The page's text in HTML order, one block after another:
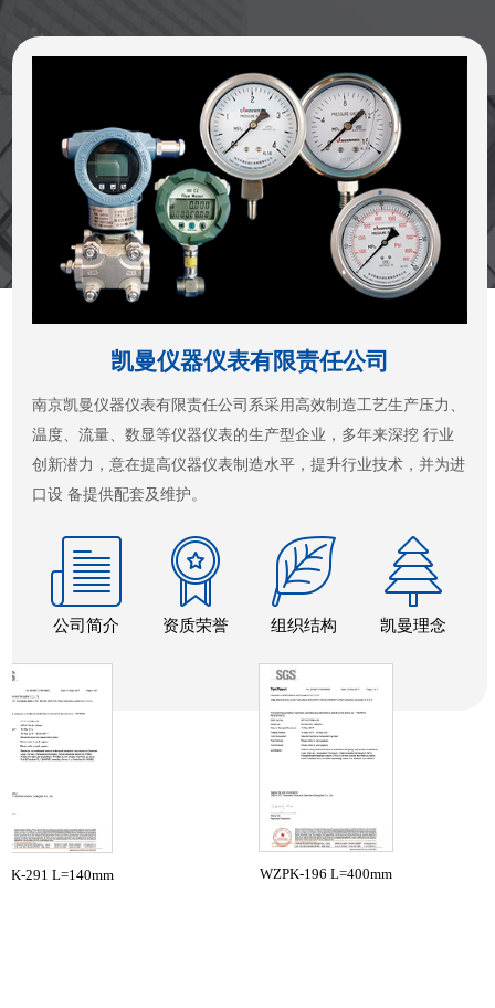
凯曼仪器仪表有限责任公司
南京凯曼仪器仪表有限责任公司系采用高效制造工艺生产压力、
温度、流量、数显等仪器仪表的生产型企业，多年来深挖 行业
创新潜力，意在提高仪器仪表制造水平，提升行业技术，并为进
口设 备提供配套及维护。
公司简介 资质荣誉 组织结构 凯曼理念
L=140mm WZPK-196 L=400mm